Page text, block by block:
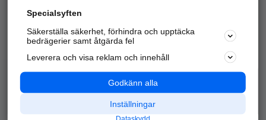
Alla kategorier
Populära sökningar
API & Kartor
Annonsera
Integritet
Nödnummer
Specialsyften
Säkerställa säkerhet, förhindra och upptäcka
bedrägerier samt åtgärda fel
Leverera och visa reklam och innehåll
Godkänn alla
Inställningar
Dataskydd